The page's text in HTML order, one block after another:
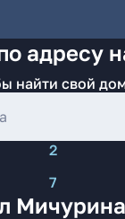
адресу
найти свой
2
7